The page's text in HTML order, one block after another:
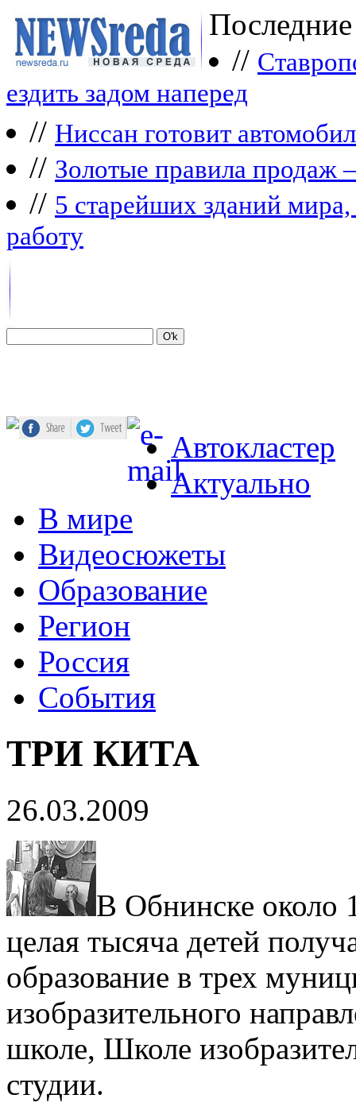
//
ездить задом наперед
// Ниссан готовит
// Зoлoтые прaвилa продаж
// 5 старейших зданий мира,
работу
Автокластер
Актуально
В мире
Видеосюжеты
Образование
Регион
Россия
События
ТРИ КИТА
26.03.2009
В Обнинске около
целая тысяча детей
образование в трех
изобразительного
школе, Школе
студии.